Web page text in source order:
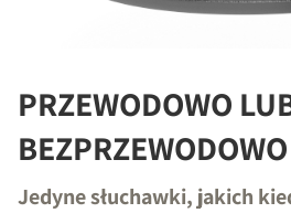
PRZEWODOWO
BEZPRZEWODOWO
Jedyne słuchawki, jakich